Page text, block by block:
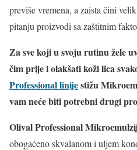
previše vremena, a zaista čini
pitanju proizvodi sa zaštitnim
Za sve koji u svoju rutinu žele
čim prije i olakšati koži lica
Professional linijestižu
vam neće biti potrebni drugi
Olival Professional
obogaćeno skvalanom i uljem